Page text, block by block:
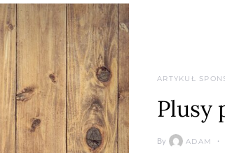
ARTYKUŁ
Plusy
By ADAM